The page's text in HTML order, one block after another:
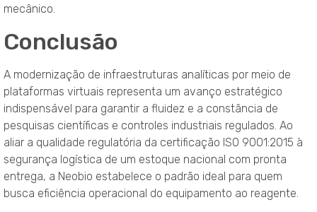
mecânico.
Conclusão
A modernização de infraestruturas analíticas por meio de
plataformas virtuais representa um avanço estratégico
indispensável para garantir a fluidez e a constância de
pesquisas científicas e controles industriais regulados . Ao
aliar a qualidade regulatória da certificação ISO 9001:2015 à
segurança logística de um estoque nacional com pronta
entrega, a Neobio estabelece o padrão ideal para quem
busca eficiência operacional do equipamento ao reagente